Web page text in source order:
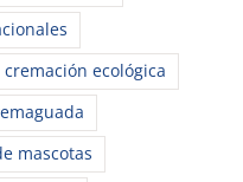
cremación ecológica
mascotas